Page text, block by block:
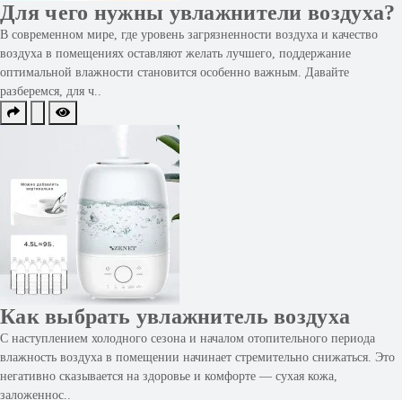
Для чего нужны увлажнители воздуха?
В современном мире, где уровень загрязненности воздуха и качество
воздуха в помещениях оставляют желать лучшего, поддержание
оптимальной влажности становится особенно важным. Давайте
разберемся, для ч..
Как выбрать увлажнитель воздуха
С наступлением холодного сезона и началом отопительного периода
влажность воздуха в помещении начинает стремительно снижаться. Это
негативно сказывается на здоровье и комфорте — сухая кожа,
заложеннос..